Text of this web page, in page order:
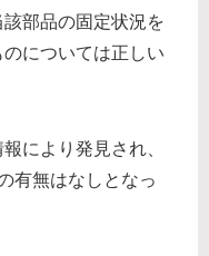
部品の固定状況を
については正しい
により発見され、
有無はなしとなっ